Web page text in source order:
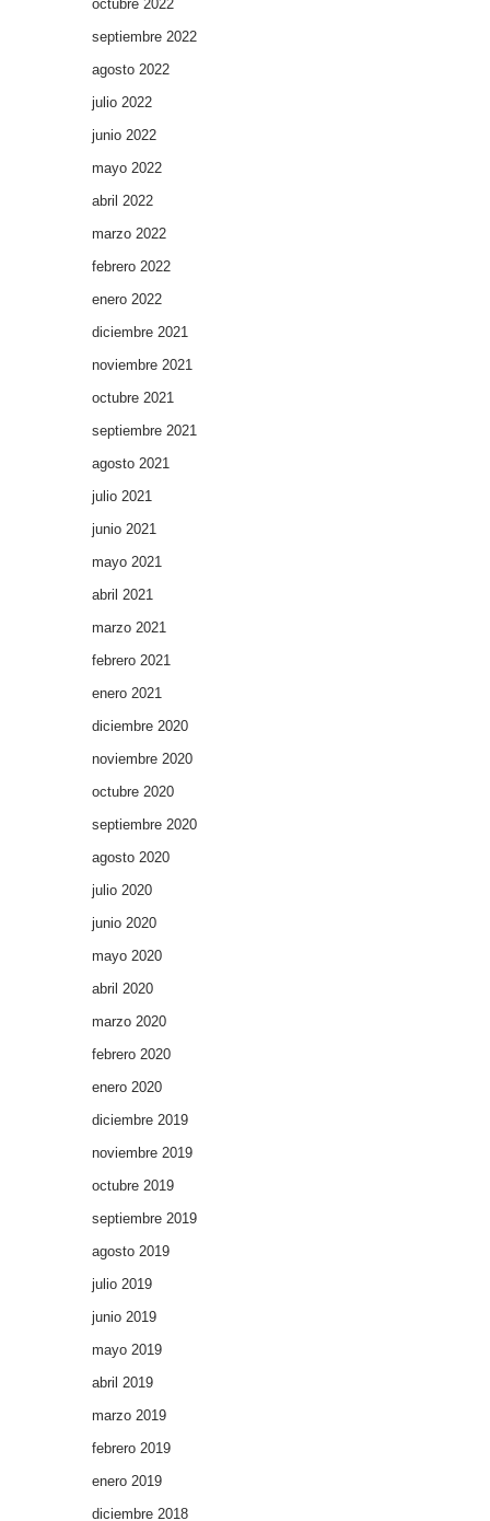
octubre 2022
septiembre 2022
agosto 2022
julio 2022
junio 2022
mayo 2022
abril 2022
marzo 2022
febrero 2022
enero 2022
diciembre 2021
noviembre 2021
octubre 2021
septiembre 2021
agosto 2021
julio 2021
junio 2021
mayo 2021
abril 2021
marzo 2021
febrero 2021
enero 2021
diciembre 2020
noviembre 2020
octubre 2020
septiembre 2020
agosto 2020
julio 2020
junio 2020
mayo 2020
abril 2020
marzo 2020
febrero 2020
enero 2020
diciembre 2019
noviembre 2019
octubre 2019
septiembre 2019
agosto 2019
julio 2019
junio 2019
mayo 2019
abril 2019
marzo 2019
febrero 2019
enero 2019
diciembre 2018